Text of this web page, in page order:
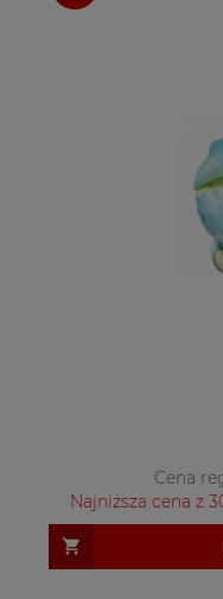
Cena
Najniższa cena z